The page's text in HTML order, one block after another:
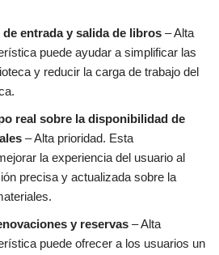
entrada y salida de libros – Alta
puede ayudar a simplificar las
y reducir la carga de trabajo del
real sobre la disponibilidad de
– Alta prioridad. Esta
la experiencia del usuario al
precisa y actualizada sobre la
y reservas – Alta
puede ofrecer a los usuarios un